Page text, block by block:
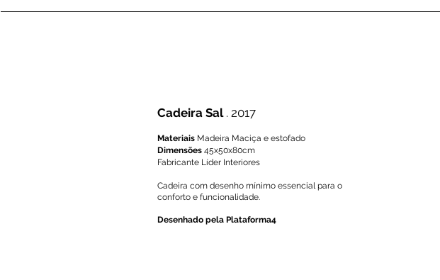
Cadeira Sal . 2017
Materiais Madeira Maciça e estofado
Dimensões 45x50x80cm
Fabricante Líder Interiores
Cadeira com desenho mínimo essencial para o
conforto e funcionalidade.
Desenhado pela Plataforma4